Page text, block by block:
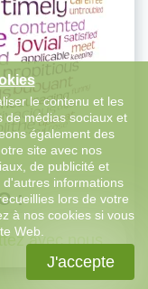
:
avec nous
le contenu et les
de médias sociaux et
également des
site avec nos
de publicité et
informations
lors de votre
à nos cookies si vous
Web.
J'accepte